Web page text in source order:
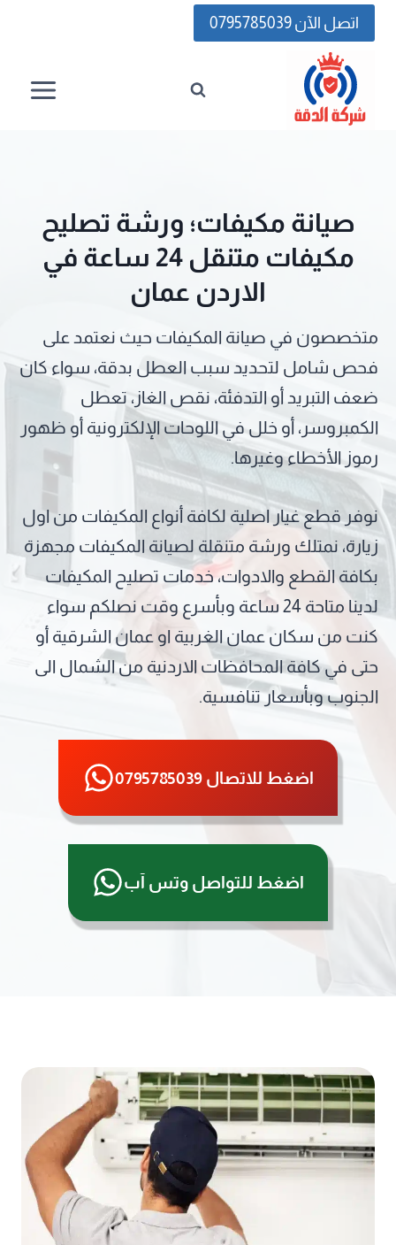
التجاوز
المحتوى
اتصل الآن 0795785039
صيانة مكيفات؛ ورشة تصليح
مكيفات متنقل 24 ساعة في
الاردن عمان
متخصصون في صيانة المكيفات حيث نعتمد على
فحص شامل لتحديد سبب العطل بدقة، سواء كان
ضعف التبريد أو التدفئة، نقص الغاز، تعطل
الكمبروسر، أو خلل في اللوحات الإلكترونية أو ظهور
رموز الأخطاء وغيرها.
نوفر قطع غيار اصلية لكافة أنواع المكيفات من اول
زيارة، نمتلك ورشة متنقلة لصيانة المكيفات مجهزة
بكافة القطع والادوات، خدمات تصليح المكيفات
لدينا متاحة 24 ساعة وبأسرع وقت نصلكم سواء
كنت من سكان عمان الغربية او عمان الشرقية أو
حتى في كافة المحافظات الاردنية من الشمال الى
الجنوب وبأسعار تنافسية.
اضغط للاتصال 0795785039
اضغط للتواصل وتس آب